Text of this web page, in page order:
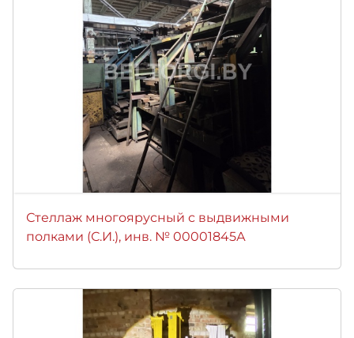
Стеллаж многоярусный с выдвижными
полками (С.И.), инв. № 00001845А